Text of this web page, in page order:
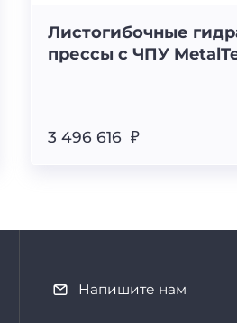
Листогибочные
прессы с ЧПУ
3 496 616 ₽
Напишите нам